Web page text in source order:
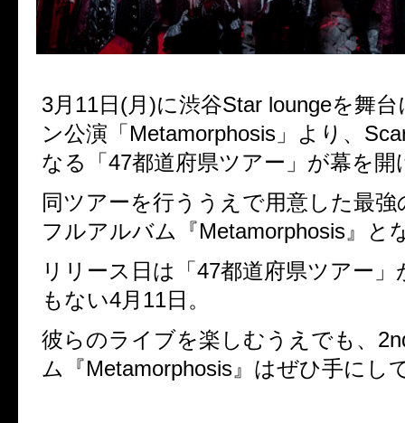
3月11日(月)に渋谷Star loungeを舞
ン公演「Metamorphosis」より、
なる「47都道府県ツアー」が幕を開
同ツアーを行ううえで用意した最強
フルアルバム『Metamorphosis』と
リリース日は「47都道府県ツアー
もない4月11日。
彼らのライブを楽しむうえでも、
ム『Metamorphosis』はぜひ手にし